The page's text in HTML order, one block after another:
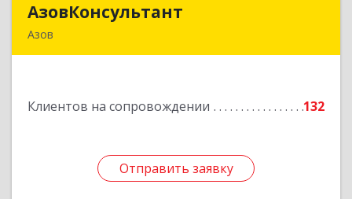
АзовКонсультант
Азов
Клиентов на сопровождении 132
Отправить заявку
АзовКонсультант
Подробнее
Отправить заявку